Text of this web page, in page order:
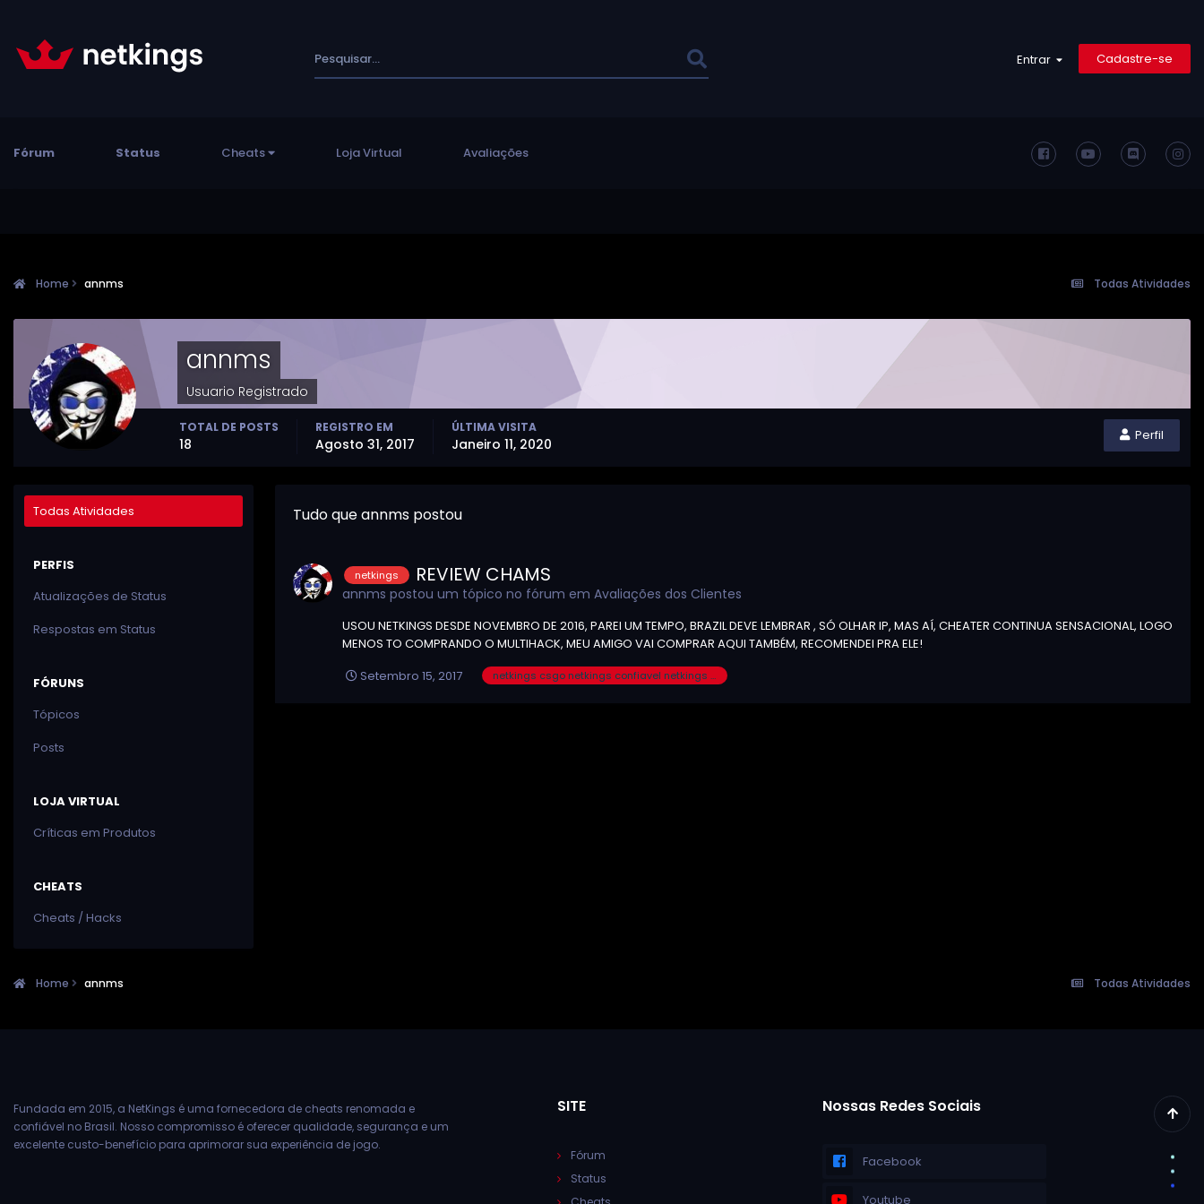
Entrar Cadastre-se
Fórum Status Cheats Loja Virtual Avaliações
Todas Atividades
Home annms
annms
Usuario Registrado
Perfil
TOTAL DE POSTS
18
REGISTRO EM
Agosto 31, 2017
ÚLTIMA VISITA
Janeiro 11, 2020
Todas Atividades
PERFIS
Atualizações de Status
Respostas em Status
FÓRUNS
Tópicos
Posts
LOJA VIRTUAL
Críticas em Produtos
CHEATS
Cheats / Hacks
Tudo que annms postou
netkings REVIEW CHAMS
annms postou um tópico no fórum em Avaliações dos Clientes
USOU NETKINGS DESDE NOVEMBRO DE 2016, PAREI UM TEMPO, BRAZIL DEVE LEMBRAR , SÓ OLHAR IP, MAS AÍ, CHEATER CONTINUA SENSACIONAL, LOGO
MENOS TO COMPRANDO O MULTIHACK, MEU AMIGO VAI COMPRAR AQUI TAMBÉM, RECOMENDEI PRA ELE!
Setembro 15, 2017
netkings csgo netkings confiavel netkings melhor cheat cheat csgo cheat aimbot aimbot esp trigger
Todas Atividades
Home annms
Fundada em 2015, a NetKings é uma fornecedora de cheats renomada e
confiável no Brasil. Nosso compromisso é oferecer qualidade, segurança e um
excelente custo-benefício para aprimorar sua experiência de jogo.
SITE
Fórum
Status
Nossas Redes Sociais
Facebook
Youtube